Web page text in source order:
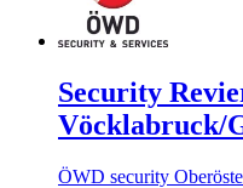
Security
Vöcklabruck/
ÖWD security